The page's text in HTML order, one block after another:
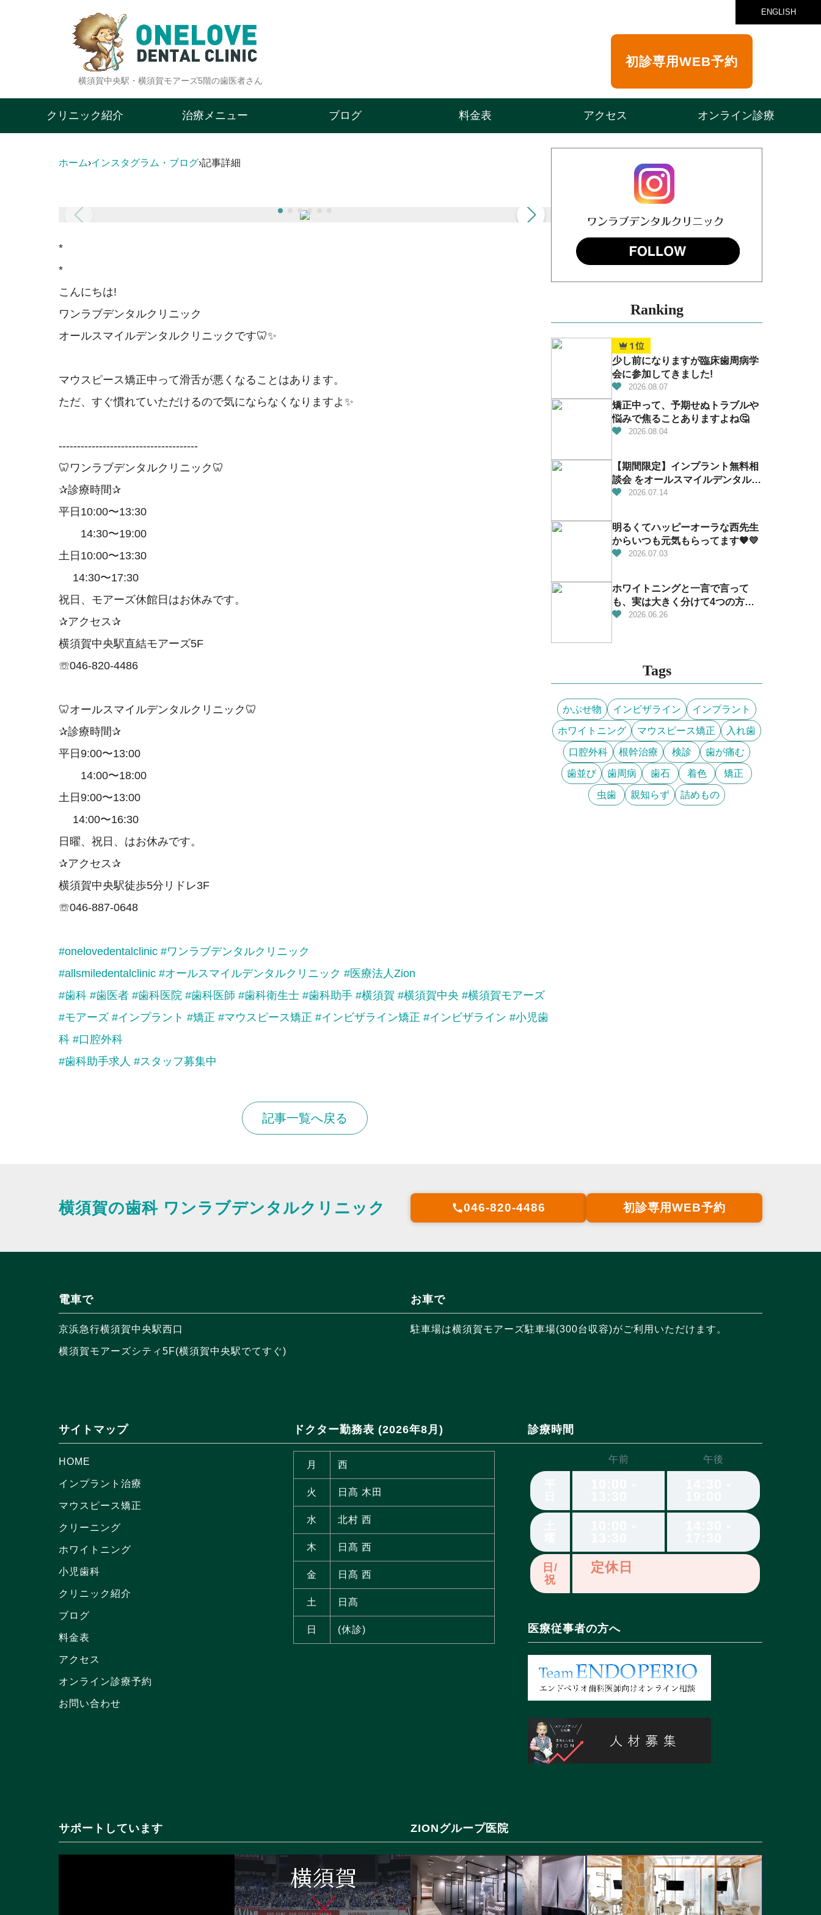
ENGLISH
横須賀中央駅・横須賀モアーズ5階の歯医者さん
初診専用WEB予約
クリニック紹介 治療メニュー ブログ 料金表 アクセス オンライン診療
ホーム›インスタグラム・ブログ›記事詳細
*
*
こんにちは!
ワンラブデンタルクリニック
オールスマイルデンタルクリニックです🦷✨
マウスピース矯正中って滑舌が悪くなることはあります。
ただ、すぐ慣れていただけるので気にならなくなりますよ✨
--------------------------------------
🦷ワンラブデンタルクリニック🦷
✰診療時間✰
平日10:00〜13:30
14:30〜19:00
土日10:00〜13:30
14:30〜17:30
祝日、モアーズ休館日はお休みです。
✰アクセス✰
横須賀中央駅直結モアーズ5F
☏046-820-4486
🦷オールスマイルデンタルクリニック🦷
✰診療時間✰
平日9:00〜13:00
14:00〜18:00
土日9:00〜13:00
14:00〜16:30
日曜、祝日、はお休みです。
✰アクセス✰
横須賀中央駅徒歩5分リドレ3F
☏046-887-0648
#onelovedentalclinic #ワンラブデンタルクリニック
#allsmiledentalclinic #オールスマイルデンタルクリニック #医療法人Zion
#歯科 #歯医者 #歯科医院 #歯科医師 #歯科衛生士 #歯科助手 #横須賀 #横須賀中央 #横須賀モアーズ
#モアーズ #インプラント #矯正 #マウスピース矯正 #インビザライン矯正 #インビザライン #小児歯
科 #口腔外科
#歯科助手求人 #スタッフ募集中
記事一覧へ戻る
Ranking
少し前になりますが臨床歯周病学
会に参加してきました!
2026.08.07
矯正中って、予期せぬトラブルや
悩みで焦ることありますよね🤔
2026.08.04
【期間限定】インプラント無料相
談会 をオールスマイルデンタルで
開催！2026.07.14
明るくてハッピーオーラな西先生
からいつも元気もらってます🧡💛
2026.07.03
ホワイトニングと一言で言って
も、実は大きく分けて4つの方法
があります！
2026.06.26
Tags
かぶせ物 インビザライン インプラント
ホワイトニング マウスピース矯正 入れ歯
口腔外科 根幹治療 検診 歯が痛む
歯並び 歯周病 歯石 着色 矯正
虫歯 親知らず 詰めもの
横須賀の歯科 ワンラブデンタルクリニック call046-820-4486 初診専用WEB予約
電車で
京浜急行横須賀中央駅西口
横須賀モアーズシティ5F(横須賀中央駅でてすぐ)
お車で
駐車場は横須賀モアーズ駐車場(300台収容)がご利用いただけます。
サイトマップ
HOME
インプラント治療
マウスピース矯正
クリーニング
ホワイトニング
小児歯科
クリニック紹介
ブログ
料金表
アクセス
オンライン診療予約
お問い合わせ
ドクター勤務表 (2026年8月)
月 西
火 日髙 木田
水 北村 西
木 日髙 西
金 日髙 西
土 日髙
日 (休診)
診療時間
午前 午後
日/
祝
定休日
医療従事者の方へ
サポートしています ZIONグループ医院